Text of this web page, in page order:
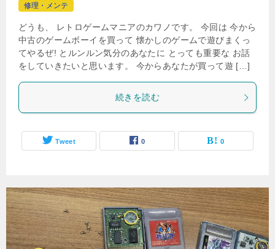
修理・メンテ
どうも、 レトロゲームマニアのカワノです。 今回は 今から
中古のゲームボーイを買って 懐かしのゲームで遊びまくっ
てやるぜ! とルンルン気分のあなたに とっても重要な お話
をしていきたいと思います。 今からあなたが買って遊 […]
続きを読む
Tweet 0 0